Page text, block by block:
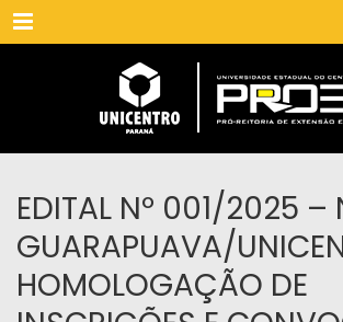
Menu
EDITAL Nº 001/2025 –
GUARAPUAVA/
HOMOLOGAÇÃO DE